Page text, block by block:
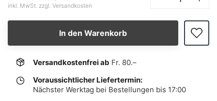
inkl. MwSt. zzgl. Versandkosten
In den Warenkorb
Versandkostenfrei ab Fr. 80.–
Voraussichtlicher Liefertermin:
Nächster Werktag bei Bestellungen bis 17:00